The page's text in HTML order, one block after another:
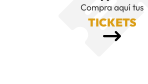
Compra aquí tus
TICKETS